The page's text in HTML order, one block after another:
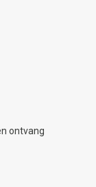
ontvang